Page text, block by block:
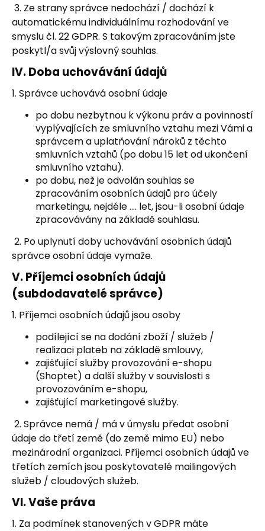
3. Ze strany správce nedochází / dochází k
automatickému individuálnímu rozhodování ve
smyslu čl. 22 GDPR. S takovým zpracováním jste
poskytl/a svůj výslovný souhlas.
IV.Doba uchovávání údajů
1. Správce uchovává osobní údaje
po dobu nezbytnou k výkonu práv a povinností
vyplývajících ze smluvního vztahu mezi Vámi a
správcem a uplatňování nároků z těchto
smluvních vztahů (po dobu 15 let od ukončení
smluvního vztahu).
po dobu, než je odvolán souhlas se
zpracováním osobních údajů pro účely
marketingu, nejdéle …. let, jsou-li osobní údaje
zpracovávány na základě souhlasu.
2. Po uplynutí doby uchovávání osobních údajů
správce osobní údaje vymaže.
V.Příjemci osobních údajů
(subdodavatelé správce)
1. Příjemci osobních údajů jsou osoby
podílející se na dodání zboží / služeb /
realizaci plateb na základě smlouvy,
zajišťující služby provozování e-shopu
(Shoptet) a další služby v souvislosti s
provozováním e-shopu,
zajišťující marketingové služby.
2. Správce nemá / má v úmyslu předat osobní
údaje do třetí země (do země mimo EU) nebo
mezinárodní organizaci. Příjemci osobních údajů ve
třetích zemích jsou poskytovatelé mailingových
služeb / cloudových služeb.
VI.Vaše práva
1. Za podmínek stanovených v GDPR máte